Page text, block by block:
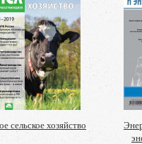
сельское хозяйство